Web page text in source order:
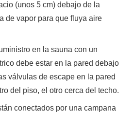
(unos 5 cm) debajo de la
de vapor para que fluya aire
en la sauna con un
debe estar en la pared debajo
válvulas de escape en la pared
del piso, el otro cerca del techo.
conectados por una campana